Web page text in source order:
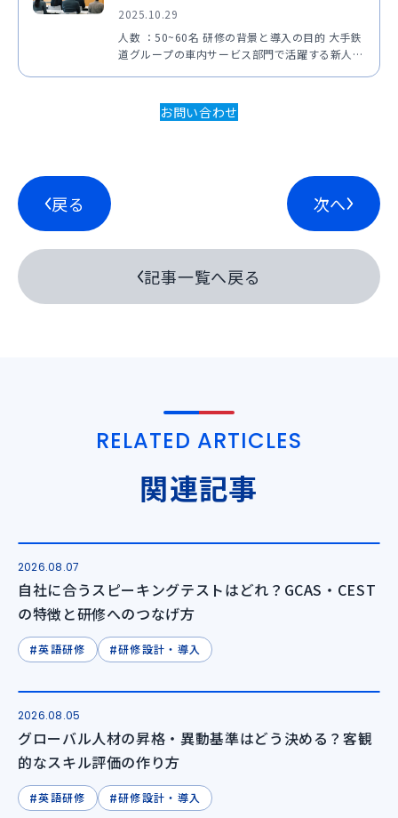
2025.10.29
人数 ：50~60名 研修の背景と導入の目的 大手鉄
道グループの車内サービス部門で活躍する新人ア
ルを育成する研修を実施しています。初めて接客
業務に携わる…
お問い合わせ
戻る
記事一覧へ戻る
次へ
RELATED ARTICLES
関連記事
2026.08.07
自社に合うスピーキングテストはどれ？GCAS・CEST
の特徴と研修へのつなげ方
#英語研修 #研修設計・導入
2026.08.05
グローバル人材の昇格・異動基準はどう決める？客観
的なスキル評価の作り方
#英語研修 #研修設計・導入